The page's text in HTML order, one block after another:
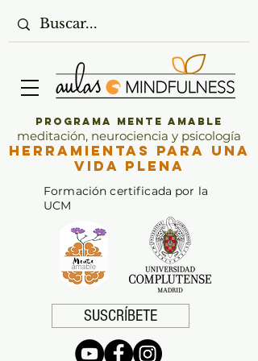
SUSCRÍBETE
Programa Mente Amable
meditación, neurociencia y psicología
Herramientas para una
vida plena
Formación certificada por la
UCM